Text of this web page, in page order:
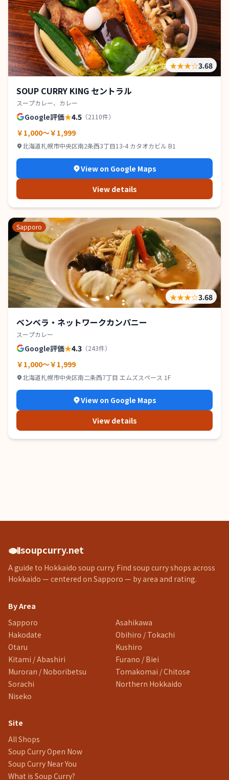
★★★☆3.68
SOUP CURRY KING セントラル
スープカレー、カレー
Google評価★4.5 （2110件）
￥1,000～￥1,999
北海道札幌市中央区南2条西3丁目13-4 カタオカビル B1
View on Google Maps
View details
Sapporo
★★★☆3.68
ベンベラ・ネットワークカンパニー
スープカレー
Google評価★4.3 （243件）
￥1,000～￥1,999
北海道札幌市中央区南二条西7丁目 エムズスペース 1F
View on Google Maps
View details
🍛soupcurry.net
A guide to Hokkaido soup curry. Find soup curry shops across
Hokkaido — centered on Sapporo — by area and rating.
By Area
Sapporo
Asahikawa
Hakodate
Obihiro / Tokachi
Otaru
Kushiro
Kitami / Abashiri
Furano / Biei
Muroran / Noboribetsu
Tomakomai / Chitose
Sorachi
Northern Hokkaido
Niseko
Site
All Shops
Soup Curry Open Now
Soup Curry Near You
What is Soup Curry?